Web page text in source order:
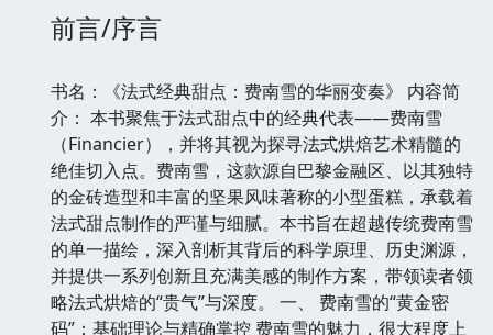
前言/序言
书名：《法式经典甜点：费南雪的华丽变奏》 内容简
介： 本书聚焦于法式甜点中的经典代表——费南雪
（Financier），并将其视为探寻法式烘焙艺术精髓的
绝佳切入点。费南雪，这款源自巴黎金融区、以其独特
的金砖造型和丰富的坚果风味著称的小型蛋糕，承载着
法式甜点制作的严谨与细腻。本书旨在超越传统费南雪
的单一描绘，深入剖析其背后的科学原理、历史渊源，
并提供一系列创新且充满美感的制作方案，带领读者领
略法式烘焙的“贵气”与深度。 一、 费南雪的“黄金密
码”：基础理论与精确掌控 费南雪的魅力，很大程度上